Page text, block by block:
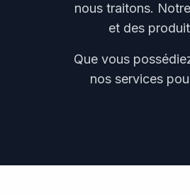
nous traitons.
et des
Que vous
nos services